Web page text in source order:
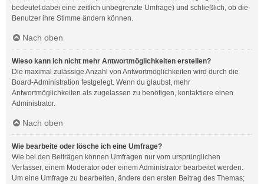
bedeutet dabei eine zeitlich unbegrenzte Umfrage) und schließlich, ob die
Benutzer ihre Stimme ändern können.
Nach oben
Wieso kann ich nicht mehr Antwortmöglichkeiten erstellen?
Die maximal zulässige Anzahl von Antwortmöglichkeiten wird durch die
Board-Administration festgelegt. Wenn du glaubst, mehr
Antwortmöglichkeiten als zugelassen zu benötigen, kontaktiere einen
Administrator.
Nach oben
Wie bearbeite oder lösche ich eine Umfrage?
Wie bei den Beiträgen können Umfragen nur vom ursprünglichen
Verfasser, einem Moderator oder einem Administrator bearbeitet werden.
Um eine Umfrage zu bearbeiten, ändere den ersten Beitrag des Themas;